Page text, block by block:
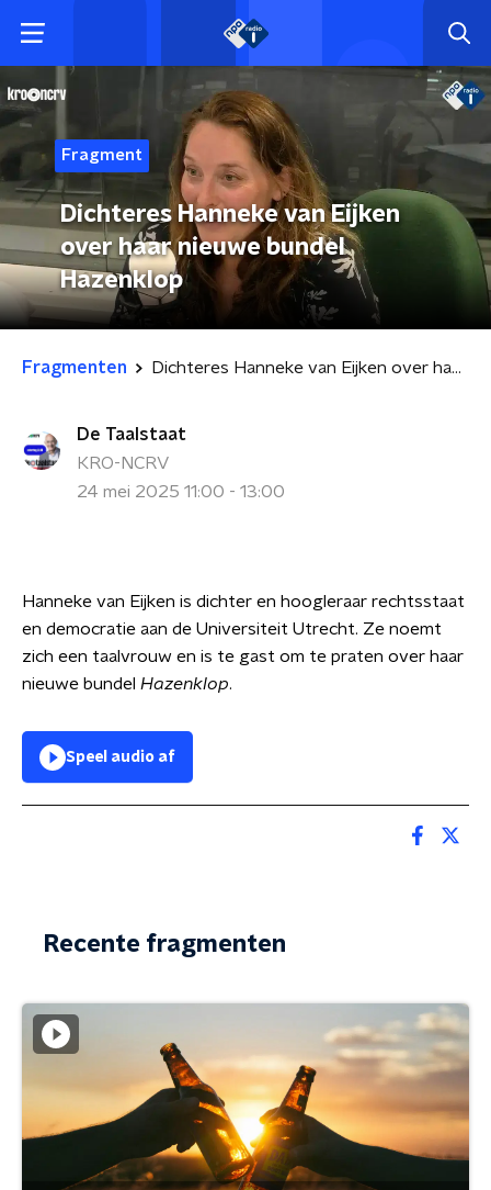
Fragment
Dichteres Hanneke van Eijken
over haar nieuwe bundel
Hazenklop
Fragmenten Dichteres Hanneke van Eijken over haar nieuwe bundel Hazenklop
De Taalstaat
KRO-NCRV
24 mei 2025 11:00 - 13:00
Hanneke van Eijken is dichter en hoogleraar rechtsstaat
en democratie aan de Universiteit Utrecht. Ze noemt
zich een taalvrouw en is te gast om te praten over haar
nieuwe bundel Hazenklop.
Speel audio af
Recente fragmenten